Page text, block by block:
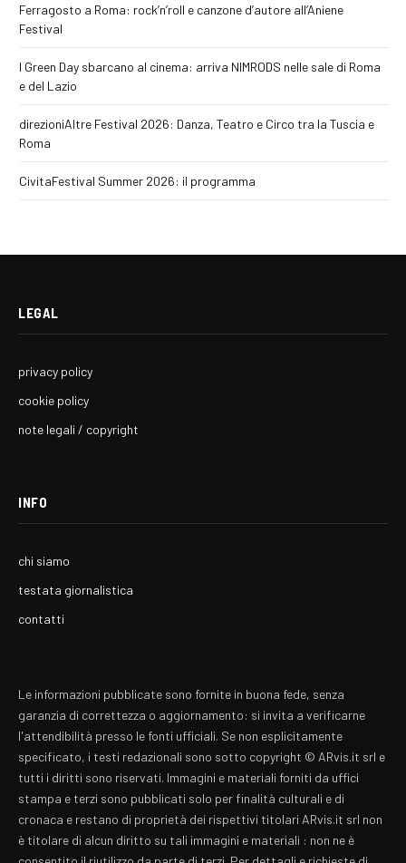
Ferragosto a Roma: rock’n’roll e canzone d’autore all’Aniene
Festival
I Green Day sbarcano al cinema: arriva NIMRODS nelle sale di Roma
e del Lazio
direzioniAltre Festival 2026: Danza, Teatro e Circo tra la Tuscia e
Roma
CivitaFestival Summer 2026: il programma
LEGAL
privacy policy
cookie policy
note legali / copyright
INFO
chi siamo
testata giornalistica
contatti
Le informazioni pubblicate sono fornite in buona fede, senza
garanzia di correttezza o aggiornamento: si invita a verificarne
l'attendibilità presso le fonti ufficiali. Se non esplicitamente
specificato, i testi redazionali sono sotto copyright © ARvis.it srl e
tutti i diritti sono riservati. Immagini e materiali forniti da uffici
stampa e terzi sono pubblicati solo per finalità culturali e di
cronaca e restano di proprietà dei rispettivi titolari ARvis.it srl non
è titolare di alcun diritto su tali immagini e materiali : non ne è